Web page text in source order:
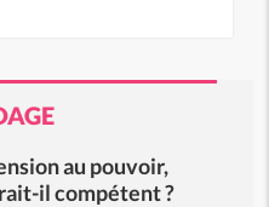
au pouvoir,
il compétent ?